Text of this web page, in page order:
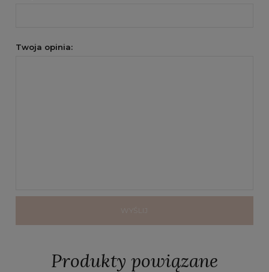
Twoja opinia:
WYŚLIJ
Produkty powiązane